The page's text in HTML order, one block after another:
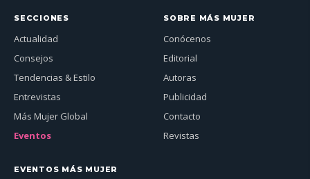
SECCIONES
Actualidad
Consejos
Tendencias & Estilo
Entrevistas
Más Mujer Global
Eventos
SOBRE MÁS MUJER
Conócenos
Editorial
Autoras
Publicidad
Contacto
Revistas
EVENTOS MÁS MUJER